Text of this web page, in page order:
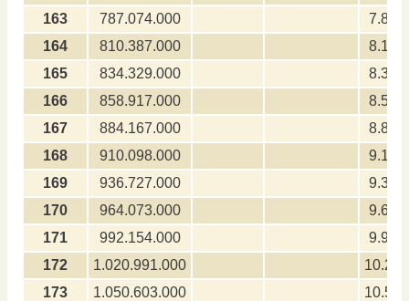
163
787.074.000
164
810.387.000
165
834.329.000
166
858.917.000
167
884.167.000
168
910.098.000
169
936.727.000
170
964.073.000
171
992.154.000
172
1.020.991.000
173
1.050.603.000